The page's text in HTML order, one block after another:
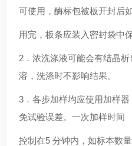
可使用，酶标包被板开封后
用完，板条应装入密封袋中保
2．浓洗涤液可能会有结晶
溶，洗涤时不影响结果。
3．各步加样均应使用加样
免试验误差。一次加样时间
控制在5 分钟内，如标本数